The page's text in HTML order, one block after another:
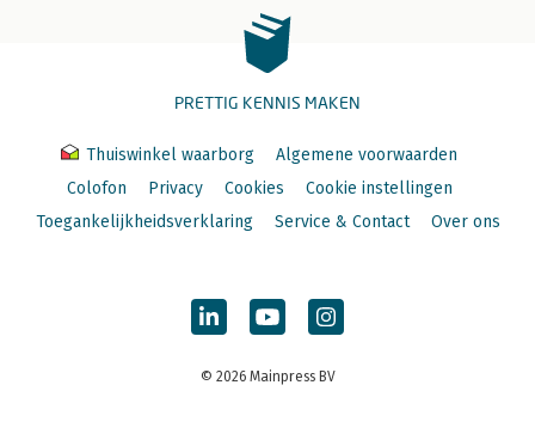
PRETTIG KENNIS MAKEN
Thuiswinkel waarborg
Algemene voorwaarden
Colofon
Privacy Cookies
Cookie instellingen
Toegankelijkheidsverklaring
Service & Contact Over ons
© 2026 Mainpress BV